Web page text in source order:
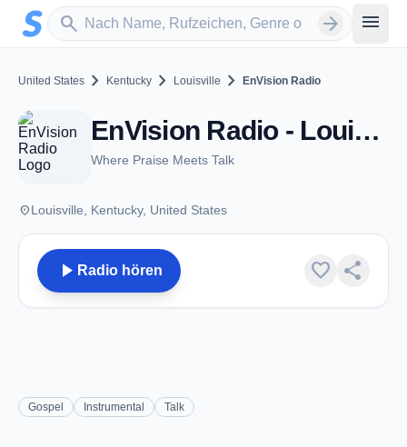
Zum Hauptinhalt springen
search
Sender suchen arrow_forward menu
United States chevron_right Kentucky chevron_right Louisville chevron_right EnVision Radio
EnVision Radio - Louisville, KY
Where Praise Meets Talk
placeLouisville, Kentucky, United States
play_arrow Radio hören favorite share
Gospel Instrumental Talk